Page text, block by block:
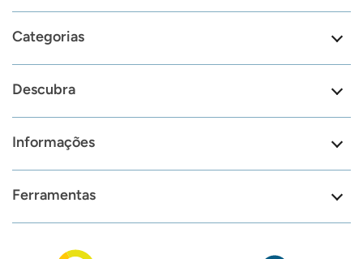
Categorias
Descubra
Informações
Ferramentas